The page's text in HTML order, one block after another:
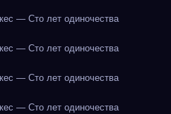
— Сто лет одиночества
— Сто лет одиночества
— Сто лет одиночества
— Сто лет одиночества